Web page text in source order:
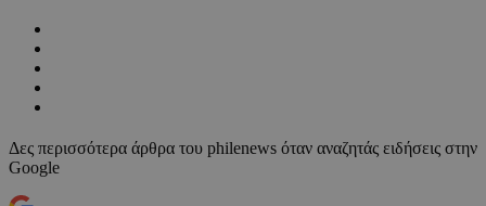
Δες περισσότερα άρθρα του philenews όταν αναζητάς ειδήσεις στην
Google